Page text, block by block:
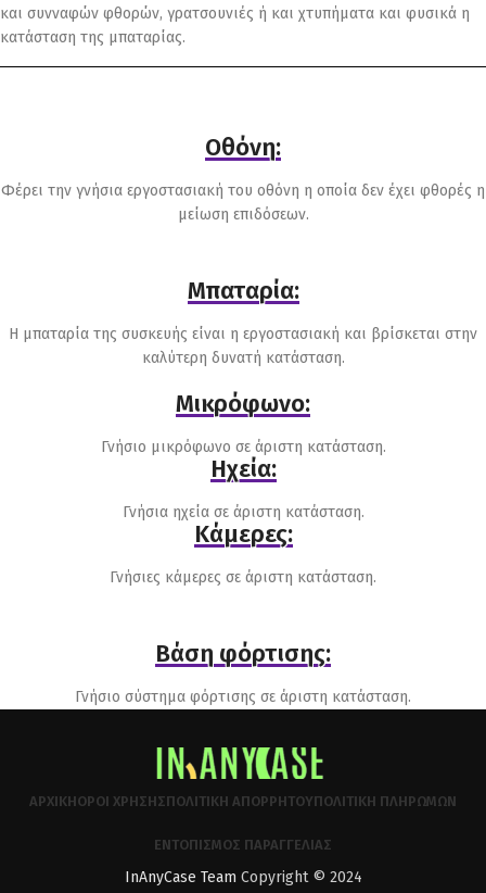
και συνναφών φθορών, γρατσουνιές ή και χτυπήματα και φυσικά η
κατάσταση της μπαταρίας.
Οθόνη:
Φέρει την γνήσια εργοστασιακή του οθόνη η οποία δεν έχει φθορές η
μείωση επιδόσεων.
Μπαταρία:
Η μπαταρία της συσκευής είναι η εργοστασιακή και βρίσκεται στην
καλύτερη δυνατή κατάσταση.
Μικρόφωνο:
Γνήσιο μικρόφωνο σε άριστη κατάσταση.
Ηχεία:
Γνήσια ηχεία σε άριστη κατάσταση.
Κάμερες:
Γνήσιες κάμερες σε άριστη κατάσταση.
Βάση φόρτισης:
Γνήσιο σύστημα φόρτισης σε άριστη κατάσταση.
ΑΡΧΙΚΉΌΡΟΙ ΧΡΉΣΗΣΠΟΛΙΤΙΚΉ ΑΠΟΡΡΉΤΟΥΠΟΛΙΤΙΚΉ ΠΛΗΡΩΜΏΝ
ΕΝΤΟΠΙΣΜΌΣ ΠΑΡΑΓΓΕΛΊΑΣ
InAnyCase Team Copyright © 2024